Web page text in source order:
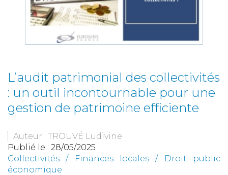
L’audit patrimonial des collectivités
: un outil incontournable pour une
gestion de patrimoine efficiente
Auteur : TROUVÉ Ludivine
Publié le : 28/05/2025
Collectivités / Finances locales /
Droit public
économique